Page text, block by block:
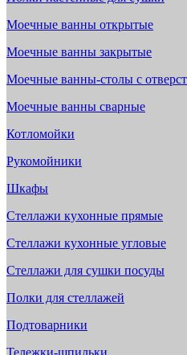
Моечные ванны открытые
Моечные ванны закрытые
Моечные ванны-столы с
Моечные ванны сварные
Котломойки
Рукомойники
Шкафы
Стеллажи кухонные прямые
Стеллажи кухонные угловые
Стеллажи для сушки посуды
Полки для стеллажей
Подтоварники
Тележки-шпильки